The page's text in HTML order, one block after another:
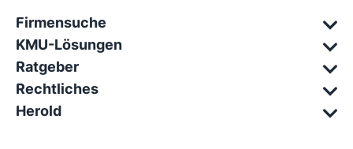
Firmensuche
KMU-Lösungen
Ratgeber
Rechtliches
Herold